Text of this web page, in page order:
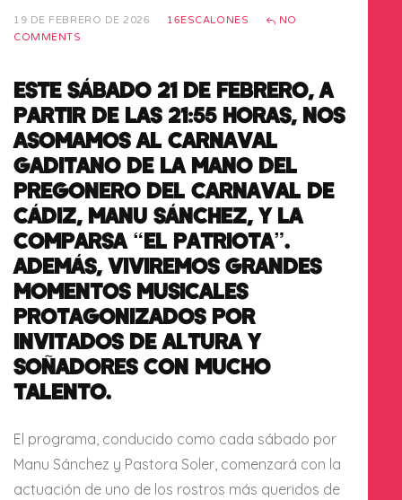
19 DE FEBRERO DE 2026 16ESCALONES
NO
COMMENTS
ESTE SÁBADO 21 DE FEBRERO, A
PARTIR DE LAS 21:55 HORAS, NOS
ASOMAMOS AL CARNAVAL
GADITANO DE LA MANO DEL
PREGONERO DEL CARNAVAL DE
CÁDIZ, MANU SÁNCHEZ, Y LA
COMPARSA “EL PATRIOTA”.
ADEMÁS, VIVIREMOS GRANDES
MOMENTOS MUSICALES
PROTAGONIZADOS POR
INVITADOS DE ALTURA Y
SOÑADORES CON MUCHO
TALENTO.
El programa, conducido como cada sábado por
Manu Sánchez y Pastora Soler, comenzará con la
actuación de uno de los rostros más queridos de